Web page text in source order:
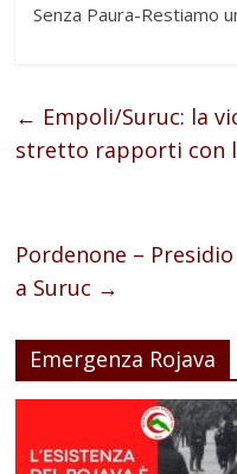
Senza Paura-Restiamo
← Empoli/Suruc: la
stretto rapporti con
Pordenone –
a Suruc →
Emergenza Rojava